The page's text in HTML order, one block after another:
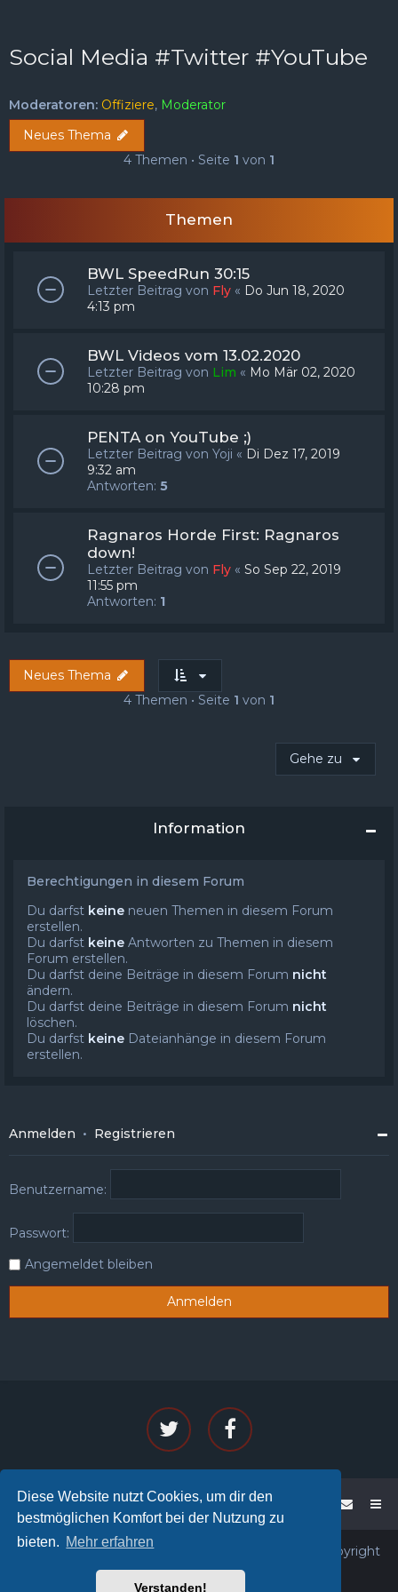
Diese Website nutzt Cookies, um dir den
bestmöglichen Komfort bei der Nutzung zu
bieten. Mehr erfahren
Verstanden!
Social Media #Twitter #YouTube
Moderatoren: Offiziere, Moderator
Neues Thema
4 Themen • Seite 1 von 1
Themen
BWL SpeedRun 30:15
Letzter Beitrag von Fly « Do Jun 18, 2020
4:13 pm
BWL Videos vom 13.02.2020
Letzter Beitrag von Lim « Mo Mär 02, 2020
10:28 pm
PENTA on YouTube ;)
Letzter Beitrag von Yoji « Di Dez 17, 2019
9:32 am
Antworten: 5
Ragnaros Horde First: Ragnaros
down!
Letzter Beitrag von Fly « So Sep 22, 2019
11:55 pm
Antworten: 1
Neues Thema
4 Themen • Seite 1 von 1
Gehe zu
Information
Berechtigungen in diesem Forum
Du darfst keine neuen Themen in diesem Forum
erstellen.
Du darfst keine Antworten zu Themen in diesem
Forum erstellen.
Du darfst deine Beiträge in diesem Forum nicht
ändern.
Du darfst deine Beiträge in diesem Forum nicht
löschen.
Du darfst keine Dateianhänge in diesem Forum
erstellen.
Anmelden • Registrieren
Benutzername:
Passwort:
Angemeldet bleiben
WoW - PENTA Foren-Übersicht
Powered by phpBB™
• Copyright
© 2026PENTA®All rights reserved.